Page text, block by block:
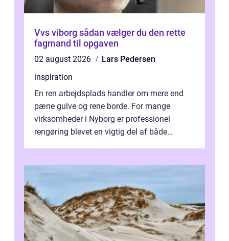
Vvs viborg sådan vælger du den rette
fagmand til opgaven
02 august 2026
Lars Pedersen
inspiration
En ren arbejdsplads handler om mere end
pæne gulve og rene borde. For mange
virksomheder i Nyborg er professionel
rengøring blevet en vigtig del af både